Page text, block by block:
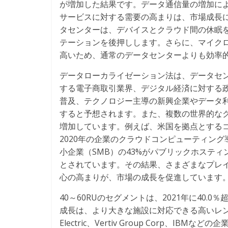
が増加した結果です。データ通信量の増加
サービスに対する需要の高まりは、市場成
タセンターは、デバイスとクラウド間の休
テーションを後押しします。さらに、マイ
高いため、通常のデータセンターよりも効率
データローカライゼーション法は、データ
する電子商取引業界、デジタル経済に対す
普及、テクノロジー主導の新興企業やデー
すると予想されます。また、複数の世界的
増加しています。例えば、米国を拠点とす
2020年の企業のクラウドコンピューティン
小企業（SMB）の43%がパブリックホステ
とされています。その結果、さまざまなプ
心の高まりが、市場の成長を促進しています
40～60RUのセグメントは、2021年に40.0％
成長は、より大きな施設に対応できる高い
Electric、Vertiv Group Corp、IBMなどの企